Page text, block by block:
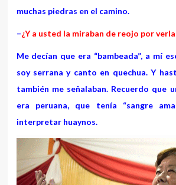
muchas piedras en el camino.
–¿Y a usted la miraban de reojo por
Me decían que era “bambeada”, a mí
soy serrana y canto en quechua. Y
también me señalaban. Recuerdo que
era peruana, que tenía “sangre
interpretar huaynos.